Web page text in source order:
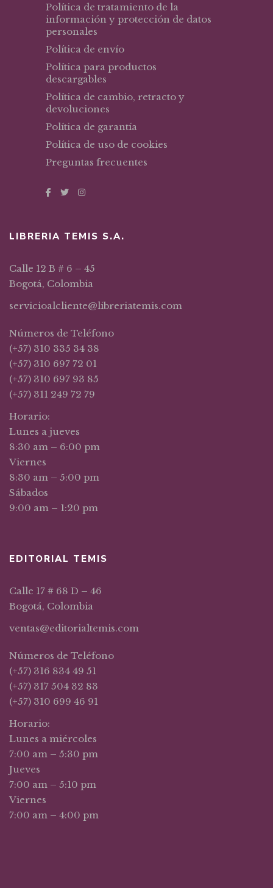
Política de tratamiento de la
información y protección de datos
personales
Política de envío
Política para productos
descargables
Política de cambio, retracto y
devoluciones
Política de garantía
Política de uso de cookies
Preguntas frecuentes
LIBRERIA TEMIS S.A.
Calle 12 B # 6 – 45
Bogotá, Colombia
servicioalcliente@libreriatemis.com
Números de Teléfono
(+57) 310 335 34 38
(+57) 310 697 72 01
(+57) 310 697 93 85
(+57) 311 249 72 79
Horario:
Lunes a jueves
8:30 am – 6:00 pm
Viernes
8:30 am – 5:00 pm
Sábados
9:00 am – 1:20 pm
EDITORIAL TEMIS
Calle 17 # 68 D – 46
Bogotá, Colombia
ventas@editorialtemis.com
Números de Teléfono
(+57) 316 834 49 51
(+57) 317 504 32 83
(+57) 310 699 46 91
Horario:
Lunes a miércoles
7:00 am – 5:30 pm
Jueves
7:00 am – 5:10 pm
Viernes
7:00 am – 4:00 pm